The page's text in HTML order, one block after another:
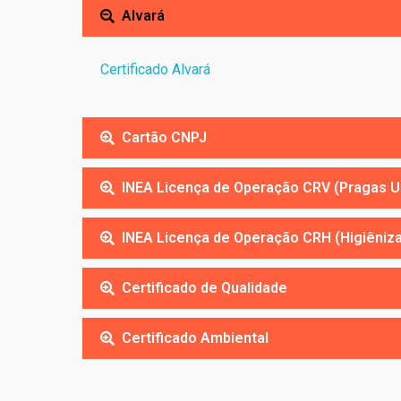
Alvará
Certificado Alvará
Cartão CNPJ
INEA Licença de Operação CRV (Pragas
INEA Licença de Operação CRH
Certificado de Qualidade
Certificado Ambiental